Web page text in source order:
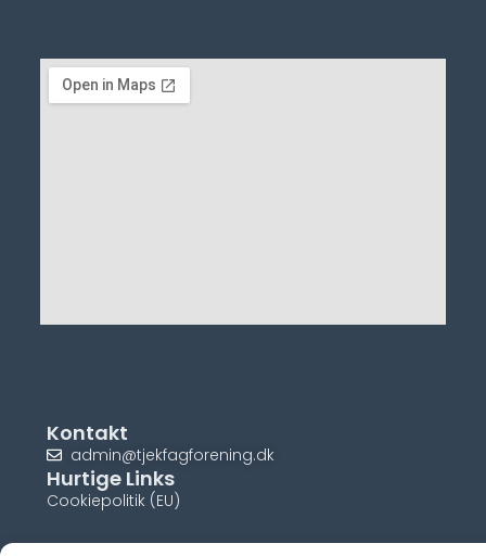
Kontakt
admin@tjekfagforening.dk
Hurtige Links
Cookiepolitik (EU)